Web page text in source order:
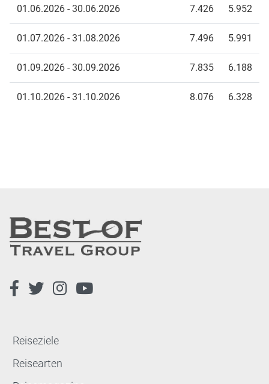
01.06.2026 - 30.06.2026 7.426 5.952
01.07.2026 - 31.08.2026 7.496 5.991
01.09.2026 - 30.09.2026 7.835 6.188
01.10.2026 - 31.10.2026 8.076 6.328
Reiseziele
Reisearten